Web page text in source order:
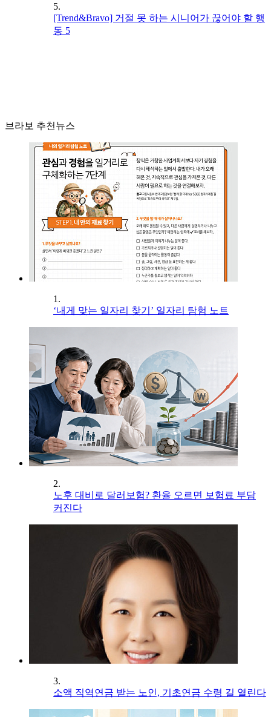
5.
[Trend&Bravo] 거절 못 하는 시니어가 끊어야 할 행
동 5
브라보 추천뉴스
1.
‘내게 맞는 일자리 찾기’ 일자리 탐험 노트
2.
노후 대비로 달러보험? 환율 오르면 보험료 부담
커진다
3.
소액 직역연금 받는 노인, 기초연금 수령 길 열린다